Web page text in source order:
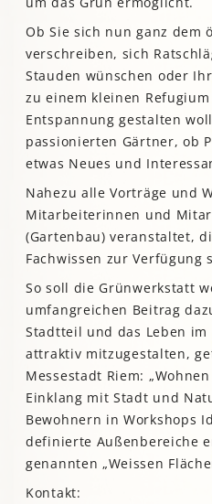
Ob Sie sich nun ganz dem
verschreiben, sich
Stauden wünschen oder
zu einem kleinen
Entspannung gestalten
passionierten Gärtner, ob
etwas Neues und
Nahezu alle Vorträge und
Mitarbeiterinnen und
(Gartenbau) veranstaltet,
Fachwissen zur Verfügung
So soll die Grünwerkstatt
umfangreichen Beitrag
Stadtteil und das Leben im
attraktiv mitzugestalten,
Messestadt Riem:
Einklang mit Stadt und
Bewohnern in Workshops
definierte Außenbereiche
genannten „Weissen
Kontakt: